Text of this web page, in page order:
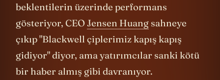
beklentilerin üzerinde performans
gösteriyor, CEO Jensen Huang sahneye
çıkıp "Blackwell çiplerimiz kapış kapış
gidiyor" diyor, ama yatırımcılar sanki kötü
bir haber almış gibi davranıyor.